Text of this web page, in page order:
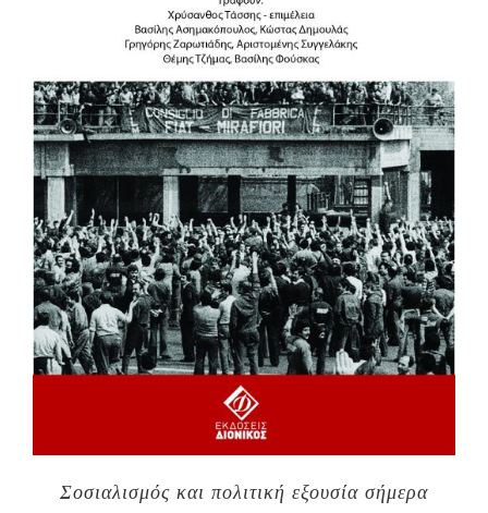
Σοσιαλισμός και πολιτική εξουσία σήμερα